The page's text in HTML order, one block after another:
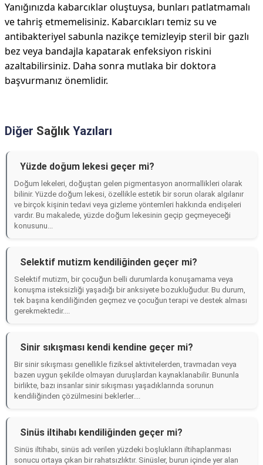
Yanığınızda kabarcıklar oluştuysa, bunları patlatmamalı
ve tahriş etmemelisiniz. Kabarcıkları temiz su ve
antibakteriyel sabunla nazikçe temizleyip steril bir gazlı
bez veya bandajla kapatarak enfeksiyon riskini
azaltabilirsiniz. Daha sonra mutlaka bir doktora
başvurmanız önemlidir.
Diğer Sağlık Yazıları
Yüzde doğum lekesi geçer mi?
Doğum lekeleri, doğuştan gelen pigmentasyon anormallikleri olarak
bilinir. Yüzde doğum lekesi, özellikle estetik bir sorun olarak algılanır
ve birçok kişinin tedavi veya gizleme yöntemleri hakkında endişeleri
vardır. Bu makalede, yüzde doğum lekesinin geçip geçmeyeceği
konusunu...
Selektif mutizm kendiliğinden geçer mi?
Selektif mutizm, bir çocuğun belli durumlarda konuşamama veya
konuşma isteksizliği yaşadığı bir anksiyete bozukluğudur. Bu durum,
tek başına kendiliğinden geçmez ve çocuğun terapi ve destek alması
gerekmektedir....
Sinir sıkışması kendi kendine geçer mi?
Bir sinir sıkışması genellikle fiziksel aktivitelerden, travmadan veya
bazen uygun şekilde olmayan duruşlardan kaynaklanabilir. Bununla
birlikte, bazı insanlar sinir sıkışması yaşadıklarında sorunun
kendiliğinden çözülmesini beklerler....
Sinüs iltihabı kendiliğinden geçer mi?
Sinüs iltihabı, sinüs adı verilen yüzdeki boşlukların iltihaplanması
sonucu ortaya çıkan bir rahatsızlıktır. Sinüsler, burun içinde yer alan